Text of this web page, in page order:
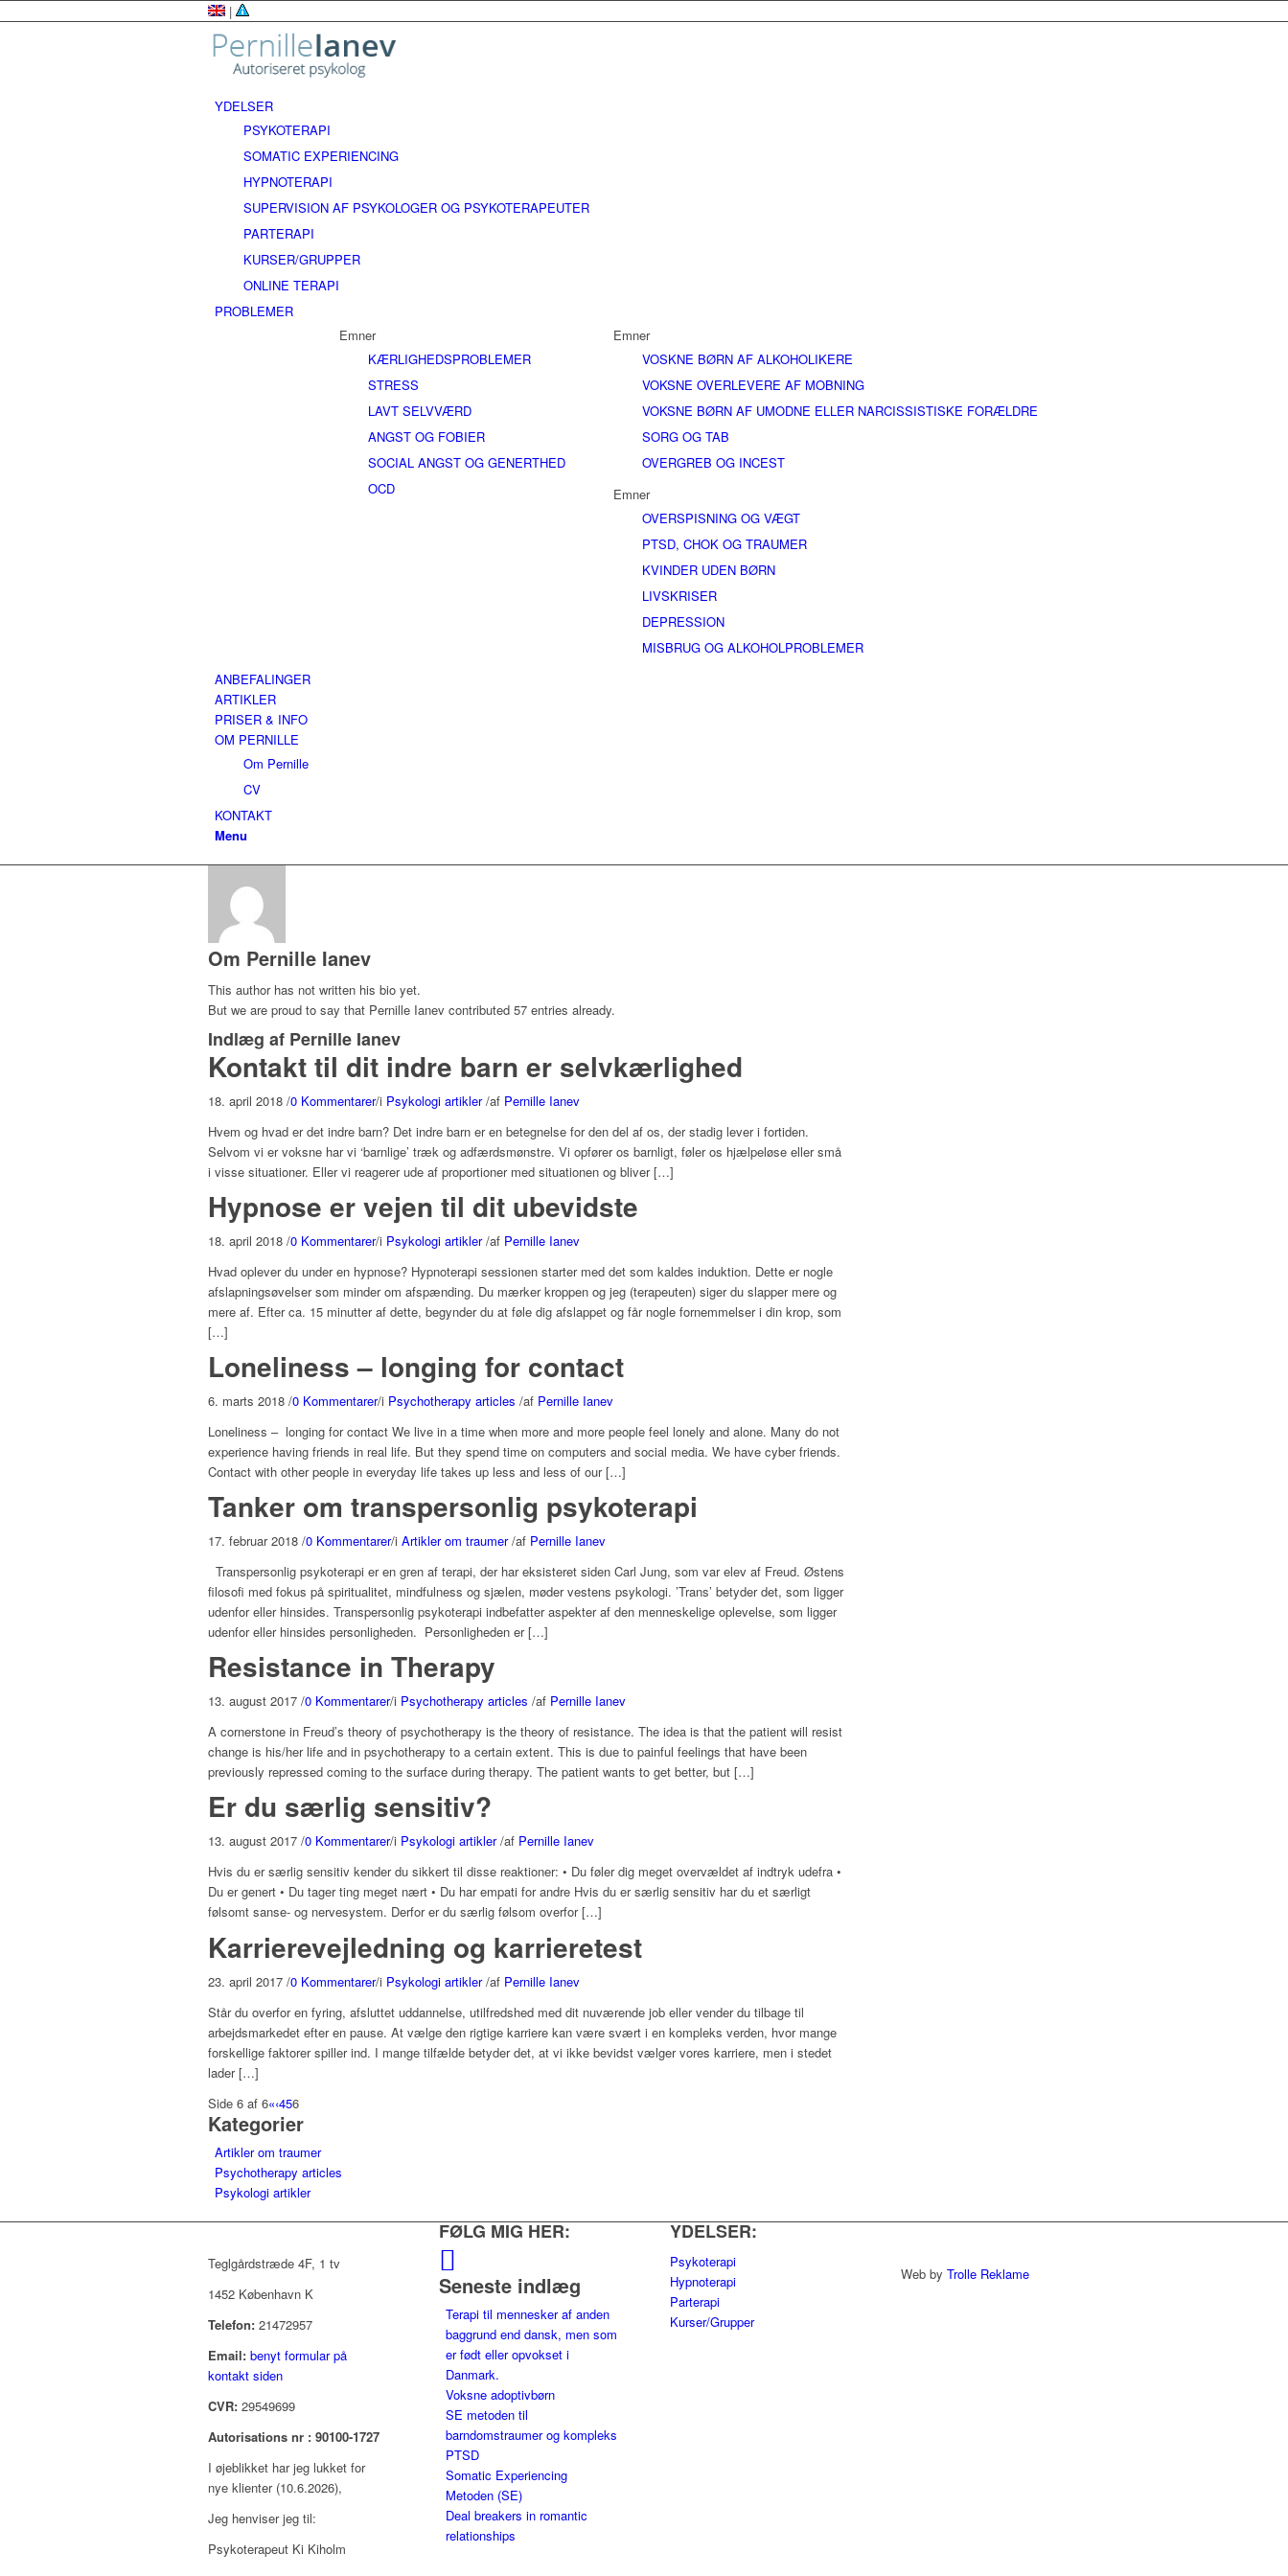
|
YDELSER
PSYKOTERAPI
SOMATIC EXPERIENCING
HYPNOTERAPI
SUPERVISION AF PSYKOLOGER OG PSYKOTERAPEUTER
PARTERAPI
KURSER/GRUPPER
ONLINE TERAPI
PROBLEMER
Emner
KÆRLIGHEDSPROBLEMER
STRESS
LAVT SELVVÆRD
ANGST OG FOBIER
SOCIAL ANGST OG GENERTHED
OCD
Emner
VOSKNE BØRN AF ALKOHOLIKERE
VOKSNE OVERLEVERE AF MOBNING
VOKSNE BØRN AF UMODNE ELLER NARCISSISTISKE FORÆLDRE
SORG OG TAB
OVERGREB OG INCEST
Emner
OVERSPISNING OG VÆGT
PTSD, CHOK OG TRAUMER
KVINDER UDEN BØRN
LIVSKRISER
DEPRESSION
MISBRUG OG ALKOHOLPROBLEMER
ANBEFALINGER
ARTIKLER
PRISER & INFO
OM PERNILLE
Om Pernille
CV
KONTAKT
Menu
Om Pernille Ianev
This author has not written his bio yet.
But we are proud to say that Pernille Ianev contributed 57 entries already.
Indlæg af Pernille Ianev
Kontakt til dit indre barn er selvkærlighed
18. april 2018 /0 Kommentarer/i Psykologi artikler /af Pernille Ianev
Hvem og hvad er det indre barn? Det indre barn er en betegnelse for den del af os, der stadig lever i fortiden.
Selvom vi er voksne har vi ‘barnlige’ træk og adfærdsmønstre. Vi opfører os barnligt, føler os hjælpeløse eller små
i visse situationer. Eller vi reagerer ude af proportioner med situationen og bliver […]
Hypnose er vejen til dit ubevidste
18. april 2018 /0 Kommentarer/i Psykologi artikler /af Pernille Ianev
Hvad oplever du under en hypnose? Hypnoterapi sessionen starter med det som kaldes induktion. Dette er nogle
afslapningsøvelser som minder om afspænding. Du mærker kroppen og jeg (terapeuten) siger du slapper mere og
mere af. Efter ca. 15 minutter af dette, begynder du at føle dig afslappet og får nogle fornemmelser i din krop, som
[…]
Loneliness – longing for contact
6. marts 2018 /0 Kommentarer/i Psychotherapy articles /af Pernille Ianev
Loneliness – longing for contact We live in a time when more and more people feel lonely and alone. Many do not
experience having friends in real life. But they spend time on computers and social media. We have cyber friends.
Contact with other people in everyday life takes up less and less of our […]
Tanker om transpersonlig psykoterapi
17. februar 2018 /0 Kommentarer/i Artikler om traumer /af Pernille Ianev
Transpersonlig psykoterapi er en gren af terapi, der har eksisteret siden Carl Jung, som var elev af Freud. Østens
filosofi med fokus på spiritualitet, mindfulness og sjælen, møder vestens psykologi. ’Trans’ betyder det, som ligger
udenfor eller hinsides. Transpersonlig psykoterapi indbefatter aspekter af den menneskelige oplevelse, som ligger
udenfor eller hinsides personligheden. Personligheden er […]
Resistance in Therapy
13. august 2017 /0 Kommentarer/i Psychotherapy articles /af Pernille Ianev
A cornerstone in Freud’s theory of psychotherapy is the theory of resistance. The idea is that the patient will resist
change is his/her life and in psychotherapy to a certain extent. This is due to painful feelings that have been
previously repressed coming to the surface during therapy. The patient wants to get better, but […]
Er du særlig sensitiv?
13. august 2017 /0 Kommentarer/i Psykologi artikler /af Pernille Ianev
Hvis du er særlig sensitiv kender du sikkert til disse reaktioner: • Du føler dig meget overvældet af indtryk udefra •
Du er genert • Du tager ting meget nært • Du har empati for andre Hvis du er særlig sensitiv har du et særligt
følsomt sanse- og nervesystem. Derfor er du særlig følsom overfor […]
Karrierevejledning og karrieretest
23. april 2017 /0 Kommentarer/i Psykologi artikler /af Pernille Ianev
Står du overfor en fyring, afsluttet uddannelse, utilfredshed med dit nuværende job eller vender du tilbage til
arbejdsmarkedet efter en pause. At vælge den rigtige karriere kan være svært i en kompleks verden, hvor mange
forskellige faktorer spiller ind. I mange tilfælde betyder det, at vi ikke bevidst vælger vores karriere, men i stedet
lader […]
Side 6 af 6«‹456
Kategorier
Artikler om traumer
Psychotherapy articles
Psykologi artikler
Teglgårdstræde 4F, 1 tv
1452 København K
Telefon: 21472957
Email: benyt formular på
kontakt siden
CVR: 29549699
Autorisations nr : 90100-1727
I øjeblikket har jeg lukket for
nye klienter (10.6.2026),
Jeg henviser jeg til:
Psykoterapeut Ki Kiholm
FØLG MIG HER:
Seneste indlæg
Terapi til mennesker af anden
baggrund end dansk, men som
er født eller opvokset i
Danmark.
Voksne adoptivbørn
SE metoden til
barndomstraumer og kompleks
PTSD
Somatic Experiencing
Metoden (SE)
Deal breakers in romantic
relationships
YDELSER:
Psykoterapi
Hypnoterapi
Parterapi
Kurser/Grupper
Web byTrolle Reklame